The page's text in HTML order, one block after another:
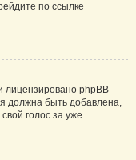
по ссылке
лицензировано phpBB
должна быть добавлена,
голос за уже